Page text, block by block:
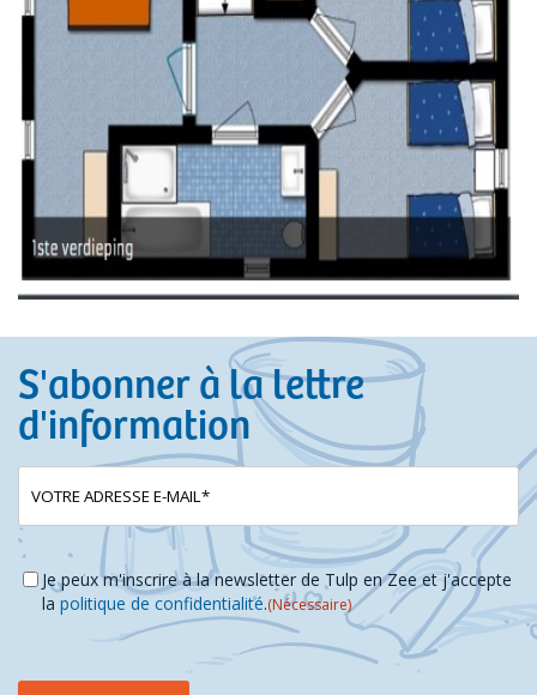
S'abonner à la lettre
d'information
E-
mailadres
Instemming (Nécessaire)
Je peux m'inscrire à la newsletter de Tulp en Zee et j'accepte
la politique de confidentialité.(Nécessaire)